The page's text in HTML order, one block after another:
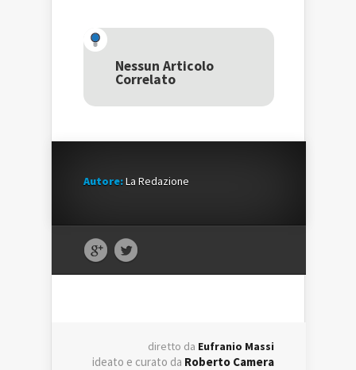
una
nuova
finestra)
nuova
finestra)
una
nuova
Nessun Articolo
Correlato
Autore:La Redazione
diretto da Eufranio Massi
ideato e curato da Roberto Camera